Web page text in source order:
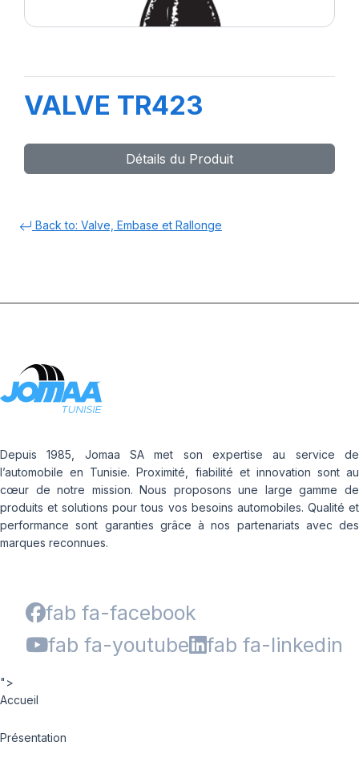
VALVE TR423
Détails du Produit
Back to: Valve, Embase et Rallonge
Depuis 1985, Jomaa SA met son expertise au service de
l’automobile en Tunisie. Proximité, fiabilité et innovation sont au
cœur de notre mission. Nous proposons une large gamme de
produits et solutions pour tous vos besoins automobiles. Qualité et
performance sont garanties grâce à nos partenariats avec des
marques reconnues.
fab fa-facebook
fab fa-youtube
fab fa-linkedin
">
Accueil
Présentation